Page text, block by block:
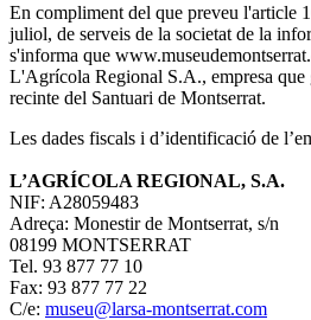
En compliment del que preveu l'article
juliol, de serveis de la societat de la
s'informa que
L'Agrícola Regional S.A., empresa que
recinte del Santuari de Montserrat.
Les dades fiscals i d’identificació de
L’AGRÍCOLA REGIONAL, S.A.
NIF: A28059483
Adreça: Monestir de Montserrat, s/n
08199 MONTSERRAT
Tel. 93 877 77 10
Fax: 93 877 77 22
C/e: museu@larsa-montserrat.com